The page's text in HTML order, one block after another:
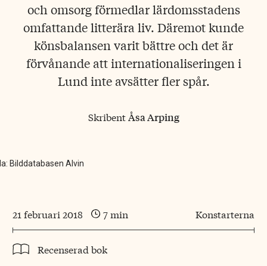
och omsorg förmedlar lärdomsstadens
omfattande litterära liv. Däremot kunde
könsbalansen varit bättre och det är
förvånande att internationaliseringen i
Lund inte avsätter fler spår.
SkribentÅsa Arping
Bilddatabasen Alvin
21 februari 2018 7 min Konstarterna
Recenserad bok